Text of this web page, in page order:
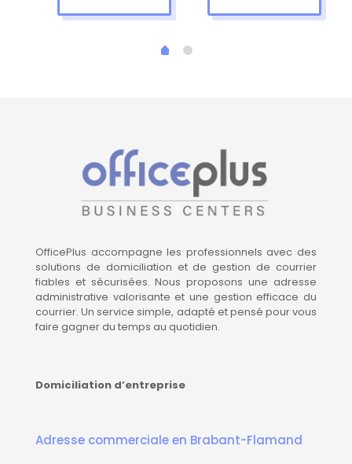
OfficePlus accompagne les professionnels avec des
solutions de domiciliation et de gestion de courrier
fiables et sécurisées. Nous proposons une adresse
administrative valorisante et une gestion efficace du
courrier. Un service simple, adapté et pensé pour vous
faire gagner du temps au quotidien.
Domiciliation d’entreprise
Adresse commerciale en Brabant-Flamand